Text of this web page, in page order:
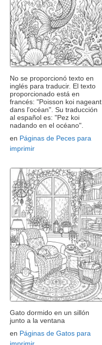
No se proporcionó texto en
inglés para traducir. El texto
proporcionado está en
francés: "Poisson koi nageant
dans l'océan". Su traducción
al español es: "Pez koi
nadando en el océano".
en Páginas de Peces para
imprimir
Gato dormido en un sillón
junto a la ventana
en Páginas de Gatos para